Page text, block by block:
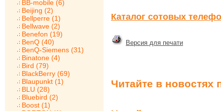
BB-mobile (6)
Beijing (2)
Bellperre (1)
Bellwave (2)
Benefon (19)
BenQ (40)
BenQ-Siemens (31)
Binatone (4)
Bird (79)
BlackBerry (69)
Blaupunkt (1)
BLU (28)
Bluebird (2)
Boost (1)
Каталог сотовых
Версия для печати
Читайте в новостях